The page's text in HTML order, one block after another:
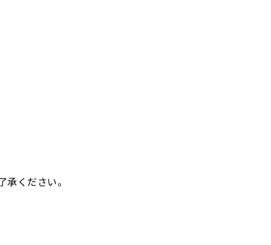
ください。